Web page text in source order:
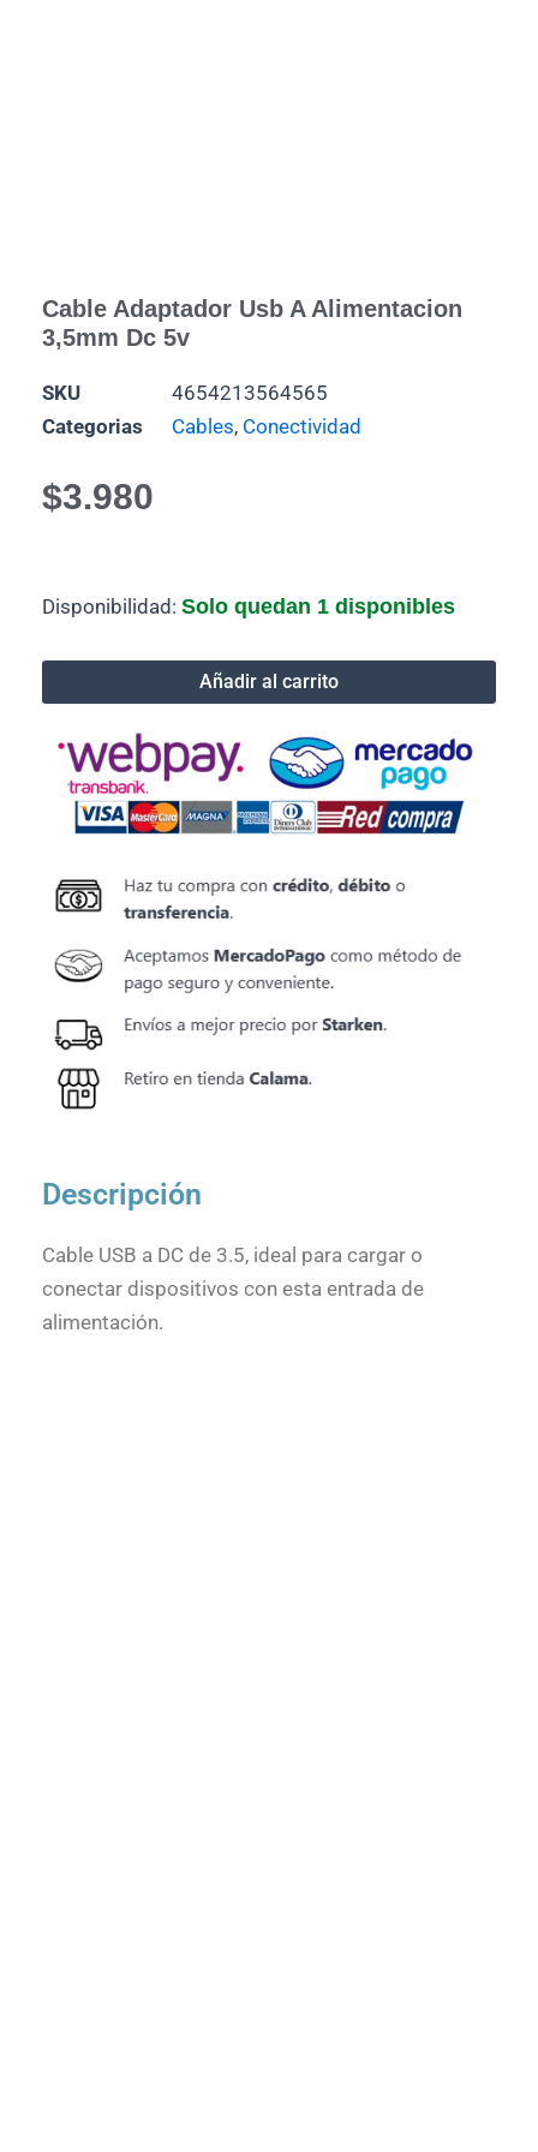
Cable Adaptador Usb A Alimentacion
3,5mm Dc 5v
SKU
4654213564565
Categorias
Cables, Conectividad
$3.980
Disponibilidad: Solo quedan 1 disponibles
Cable
Adaptador
Dc
cantidad
Añadir al carrito
Descripción
Cable USB a DC de 3.5, ideal para cargar o
conectar dispositivos con esta entrada de
alimentación.